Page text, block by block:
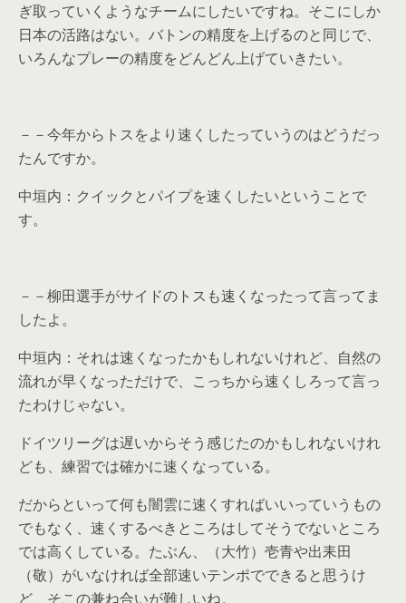
ぎ取っていくようなチームにしたいですね。そこにしか
日本の活路はない。バトンの精度を上げるのと同じで、
いろんなプレーの精度をどんどん上げていきたい。
－－今年からトスをより速くしたっていうのはどうだっ
たんですか。
中垣内：クイックとパイプを速くしたいということで
す。
－－柳田選手がサイドのトスも速くなったって言ってま
したよ。
中垣内：それは速くなったかもしれないけれど、自然の
流れが早くなっただけで、こっちから速くしろって言っ
たわけじゃない。
ドイツリーグは遅いからそう感じたのかもしれないけれ
ども、練習では確かに速くなっている。
だからといって何も闇雲に速くすればいいっていうもの
でもなく、速くするべきところはしてそうでないところ
では高くしている。たぶん、（大竹）壱青や出耒田
（敬）がいなければ全部速いテンポでできると思うけ
ど、そこの兼ね合いが難しいね。